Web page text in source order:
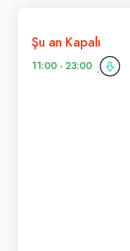
Şu an Kapalı
11:00 - 23:00